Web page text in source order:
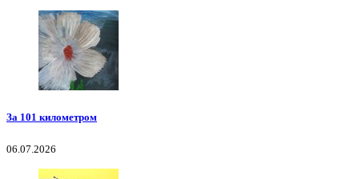
За 101 километром
06.07.2026